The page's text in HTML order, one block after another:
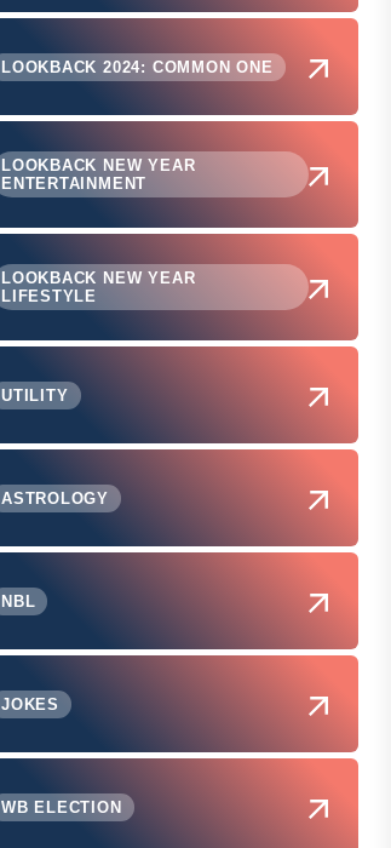
LOOKBACK 2024: COMMON ONE
LOOKBACK NEW YEAR
ENTERTAINMENT
LOOKBACK NEW YEAR
LIFESTYLE
UTILITY
ASTROLOGY
NBL
JOKES
WB ELECTION